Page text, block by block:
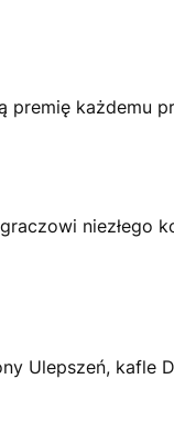
premię
Ulepszeń, kafle